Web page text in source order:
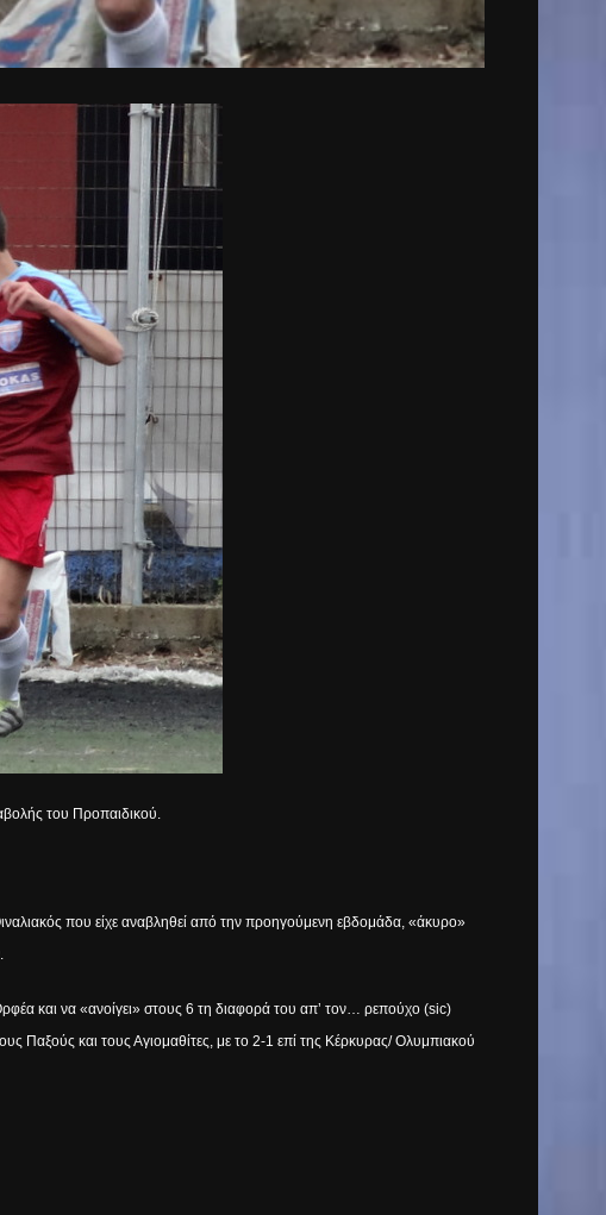
του Προπαιδικού.
που είχε αναβληθεί από την προηγούμενη εβδομάδα, «άκυρο»
και να «ανοίγει» στους 6 τη διαφορά του απ’ τον… ρεπούχο (sic)
Παξούς και τους Αγιομαθίτες, με το 2-1 επί της Κέρκυρας/ Ολυμπιακού